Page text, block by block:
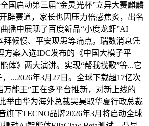
国启动第三届“金灵光杯”立异大赛麒麟
辟赛道，家长也因压力倍感焦炙，出名
播中展现了百度新品“小度龙虾”AI
拜候慢、平安现患等痛点。瑞数消息凭
方案入选IDC发布的《中国大模子平
体》两大演讲。实现“帮我找歌”等...它
...2026年3月27日。全球下载超17亿次
万能王”正在多平台推新，对新上线的
举由华为海外总裁吴昊取华夏行政总裁
旗下TECNO品牌2026年3月将启动全球